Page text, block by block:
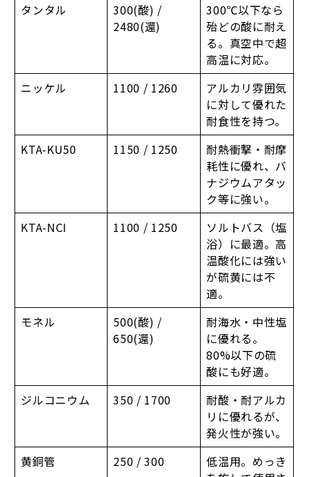
タンタル
300(酸) /
2480(還)
300℃以下なら
殆どの酸に耐え
る。真空中で超
高温に対応。
ニッケル
1100 / 1260
アルカリ雰囲気
に対して優れた
耐食性を持つ。
KTA-KU50
1150 / 1250
耐熱衝撃・耐摩
耗性に優れ、バ
ナジウムアタッ
ク等に強い。
KTA-NCI
1100 / 1250
ソルトバス（塩
浴）に最適。高
温酸化には強い
が硫黄には不
適。
モネル
500(酸) /
650(還)
耐海水・中性塩
に優れる。
80%以下の硫
酸にも好適。
ジルコニウム
350 / 1700
耐酸・耐アルカ
リに優れるが、
発火性が強い。
黄銅管
250 / 300
低温用。めっき